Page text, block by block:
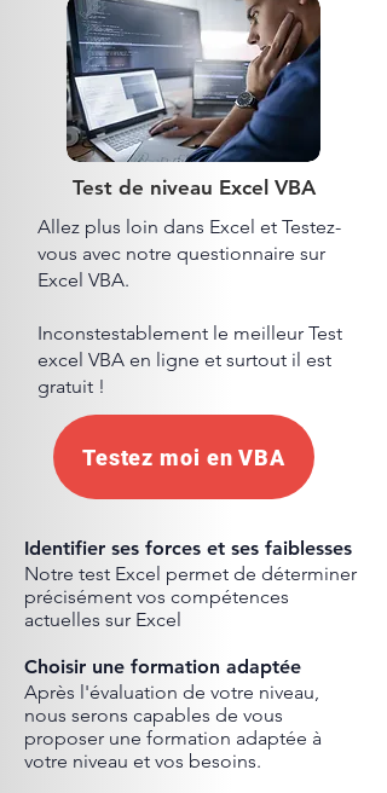
Test de niveau Excel VBA
Allez plus loin dans Excel et Testez-
vous avec notre questionnaire sur
Excel VBA.
Inconstestablement le meilleur Test
excel VBA en ligne et surtout il est
gratuit !
Testez moi en VBA
Identifier ses forces et ses faiblesses
Notre test Excel permet de déterminer
précisément vos compétences
actuelles sur Excel
Choisir une formation adaptée
Après l'évaluation de votre niveau,
nous serons capables de vous
proposer une formation adaptée à
votre niveau et vos besoins.